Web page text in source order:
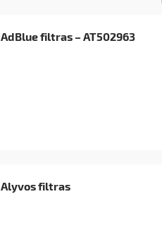
AdBlue filtras – AT502963
Alyvos filtras